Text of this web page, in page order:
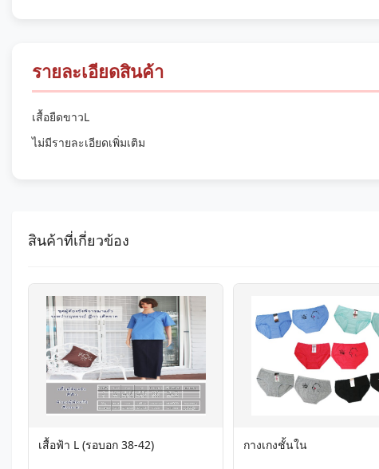
รายละเอียดสินค้า
เสื้อยืดขาวL
ไม่มีรายละเอียดเพิ่มเติม
สินค้าที่เกี่ยวข้อง
เสื้อฟ้า L (รอบอก 38-42) กางเกงชั้นใน